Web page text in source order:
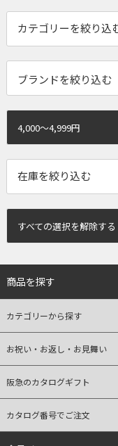
ブランドを絞り込む
4,000～4,999円
すべての選択を解除する
商品を探す
カテゴリーから探す
お祝い・お返し・お見舞い
阪急のカタログギフト
カタログ番号でご注文